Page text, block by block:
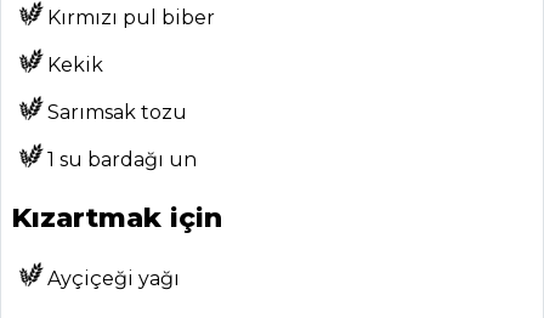
MENÜLER
Tüm
Kategoriler
Köfte Tarifi, Nasıl
Kırmızı pul biber
Kekik
Sarımsak tozu
1 su bardağı un
Kızartmak için
Ayçiçeği yağı